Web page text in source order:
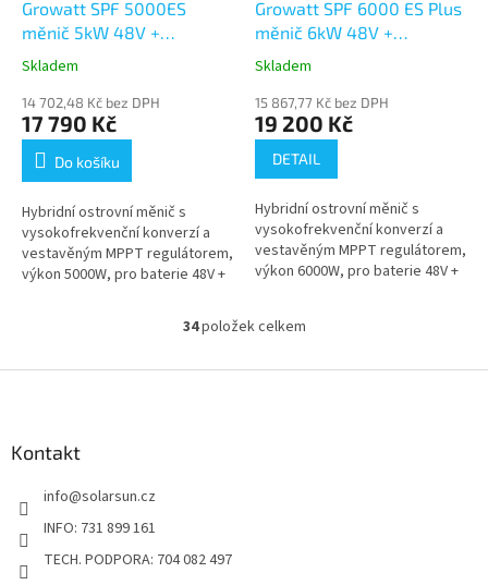
Growatt SPF 5000ES
měnič 5kW 48V +
ZDARMA WIFI
Skladem
14 702,48 Kč bez DPH
17 790 Kč
Do košíku
Hybridní ostrovní měnič s
vysokofrekvenční konverzí a
vestavěným MPPT regulátorem,
výkon 5000W, pro baterie 48V +
oblíbený model jak pro plně...
Growatt SPF 6000 ES Plus
měnič 6kW 48V +
ZDARMA WIFI
Skladem
15 867,77 Kč bez DPH
19 200 Kč
DETAIL
Hybridní ostrovní měnič s
vysokofrekvenční konverzí a
vestavěným MPPT regulátorem,
výkon 6000W, pro baterie 48V +
O
l
34položek celkem
Kontakt
info@solarsun.cz
INFO: 731 899 161
TECH. PODPORA: 704 082 497